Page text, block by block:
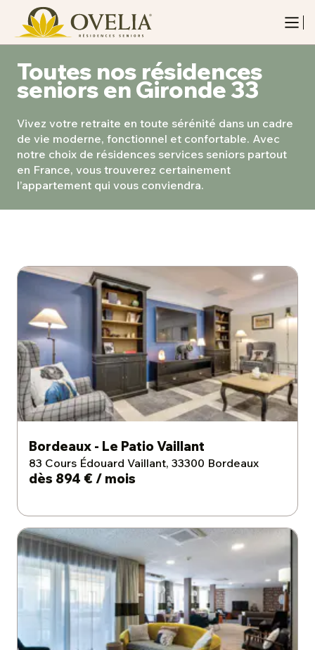
Toutes nos résidences
seniors en Gironde 33
Vivez votre retraite en toute sérénité dans un cadre
de vie moderne, fonctionnel et confortable. Avec
notre choix de résidences services seniors partout
en France, vous trouverez certainement
l’appartement qui vous conviendra.
Bordeaux - Le Patio Vaillant
83 Cours Édouard Vaillant, 33300 Bordeaux
dès 894 € / mois